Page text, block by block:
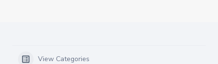
View Categories